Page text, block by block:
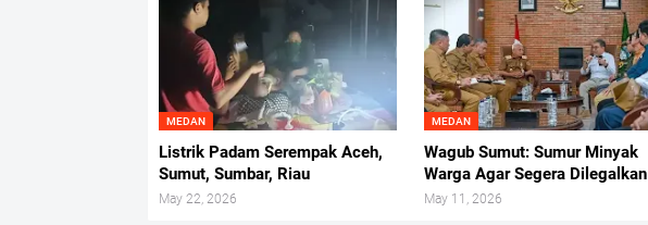
MEDAN
Listrik Padam Serempak Aceh,
Sumut, Sumbar, Riau
May 22, 2026
MEDAN
Wagub Sumut: Sumur Minyak
Warga Agar Segera Dilegalkan
May 11, 2026